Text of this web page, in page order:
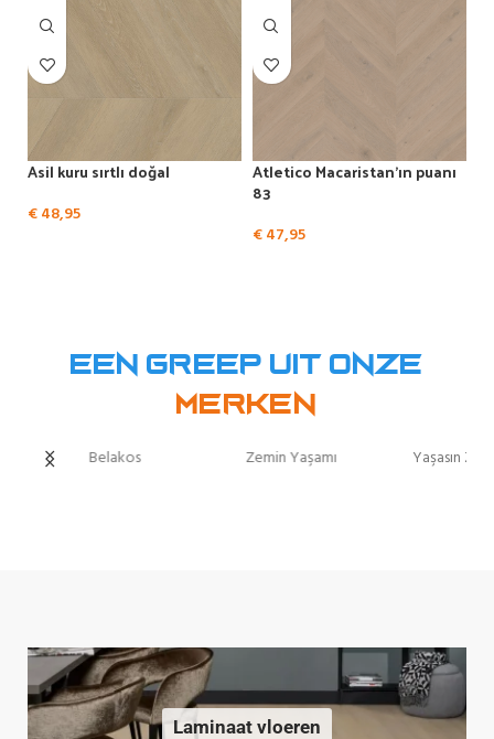
Asil kuru sırtlı doğal
€48,95
Atletico Macaristan’ın puanı
83
€47,95
Een greep uit onze
Merken
Yaşasın Zeminler Hoomline Hebeta
Laminaat vloeren